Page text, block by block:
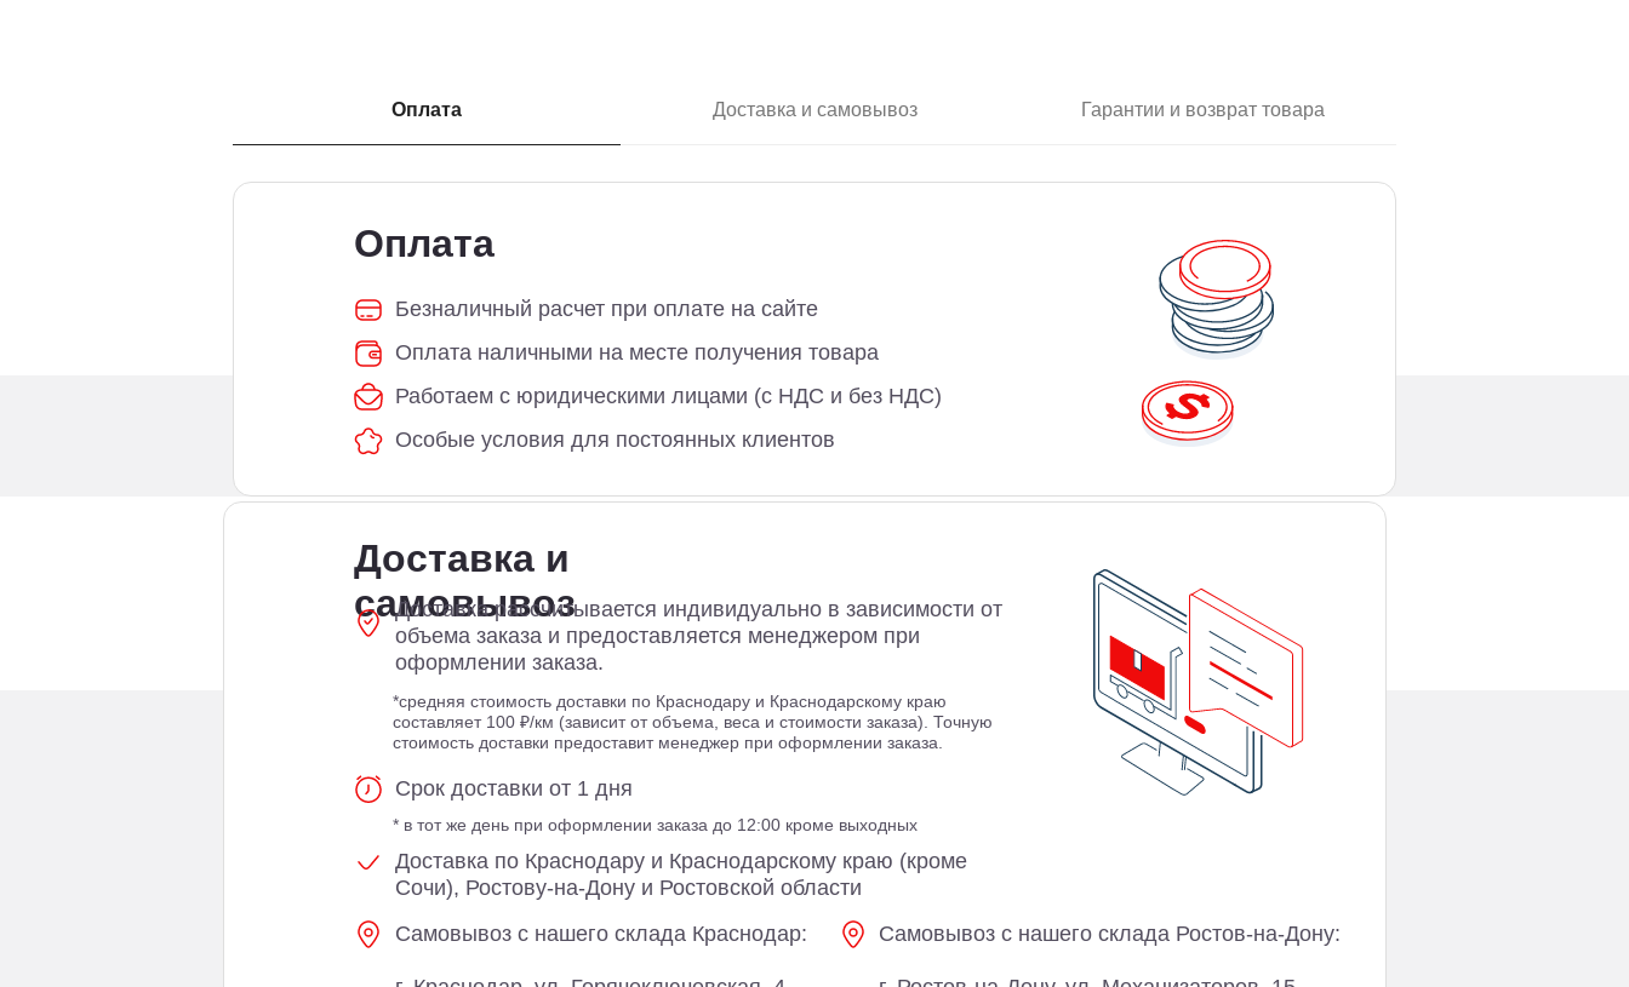
Оплата Доставка и самовывоз Гарантии и возврат товара
Оплата
Безналичный расчет при оплате на сайте
Оплата наличными на месте получения товара
Работаем с юридическими лицами (с НДС и без НДС)
Особые условия для постоянных клиентов
Доставка и
самовывоз
Доставка рассчитывается индивидуально в зависимости от
объема заказа и предоставляется менеджером при
оформлении заказа.
Срок доставки от 1 дня
Доставка по Краснодару и Краснодарскому краю (кроме
Сочи), Ростову-на-Дону и Ростовской области
Самовывоз с нашего склада Краснодар:
*средняя стоимость доставки по Краснодару и Краснодарскому краю
составляет 100 ₽/км (зависит от объема, веса и стоимости заказа). Точную
стоимость доставки предоставит менеджер при оформлении заказа.
* в тот же день при оформлении заказа до 12:00 кроме выходных
Самовывоз с нашего склада Ростов-на-Дону: